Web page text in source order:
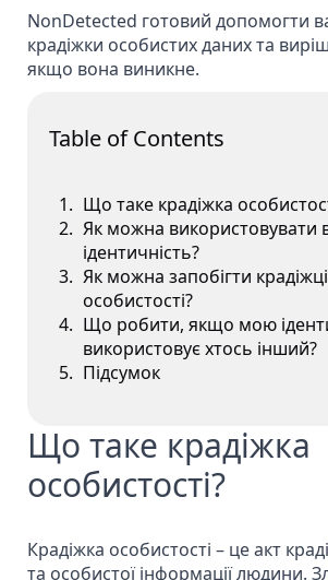
NonDetected готовий допомогти
крадіжки особистих даних та
якщо вона виникне.
Table of Contents
Що таке крадіжка
Як можна використовувати
ідентичність?
Як можна запобігти крадіжці
особистості?
Що робити, якщо мою
використовує хтось інший?
Підсумок
Що таке крадіжка
особистості?
Крадіжка особистості – це акт
та особистої інформації людини.